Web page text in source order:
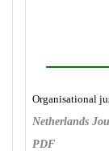
Organisational
Netherlands
PDF